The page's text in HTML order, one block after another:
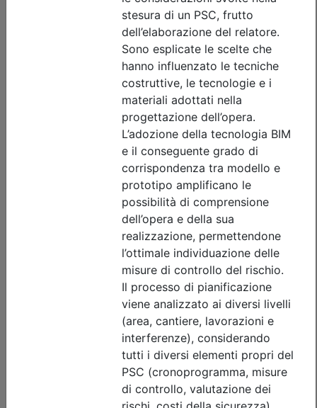
Allegati
Note
- professionisti appartenenti all'Ordine organizzatore
Posti disponibili: 56
Iscrizione
Ordine degli Ingegneri della provincia di Vicenza
Convegno IN PRESENZA I prossimi
cento anni di ingegneria – L'ingegneria
dell'informazione